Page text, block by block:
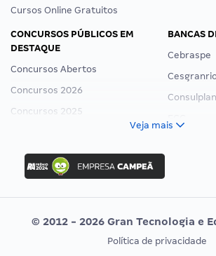
Cursos Online Gratuitos
CONCURSOS PÚBLICOS EM
DESTAQUE
Concursos Abertos
Concursos 2026
Concursos 2025
Concurso Ibama
Concurso MPU
Editais publicados
BANCAS
Cebraspe
Consulplan
Vunesp
CONCURSOS POR PROFISSÃO EXAME DE
Veja mais
© 2012 - 2026 Gran Tecnologia e
Política de privacidade